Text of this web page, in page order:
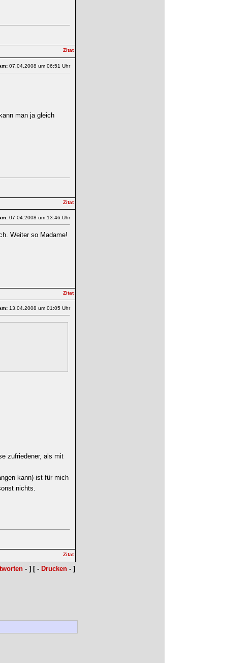
07.04.2008 um 06:51 Uhr
man ja gleich
07.04.2008 um 13:46 Uhr
Weiter so Madame!
13.04.2008 um 01:05 Uhr
zufriedener, als mit
kann) ist für mich
nichts.
- ] [ - Drucken - ]